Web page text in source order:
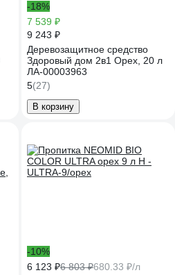
-18%
7 539 ₽
9 243 ₽
Деревозащитное средство
Здоровый дом 2в1 Орех, 20 л
ЛА-00003963
5(27)
В корзину
-10%
6 123 ₽6 803 ₽680.33 ₽/л